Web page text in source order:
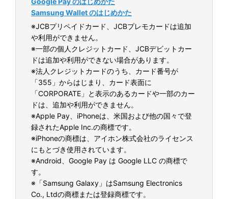
Samsung Wallet のはじめかた
※JCBプリペイドカード、JCBプレモカードは追加
や利用ができません。
※一部の個人クレジットカード、JCBデビットカー
ドは追加や利用ができない場合があります。
※法人クレジットカードのうち、カード番号が
「355」からはじまり、カード表面に
「CORPORATE」と表示のあるカードや一部のカー
ドは、追加や利用ができません。
※Apple Pay、iPhoneは、米国および他の国々で登
録されたApple Inc.の商標です。
※iPhoneの商標は、アイホン株式会社のライセンス
にもとづき使用されています。
※Android、Google Pay は Google LLC の商標で
す。
※「Samsung Galaxy」はSamsung Electronics
Co., Ltdの商標または登録商標です。